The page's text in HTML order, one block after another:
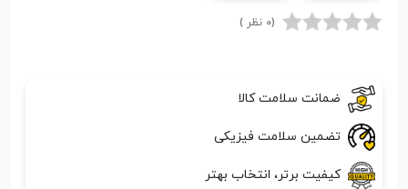
ضمانت سلامت کالا
تضمین سلامت فیزیکی
کیفیت برتر، انتخاب بهتر